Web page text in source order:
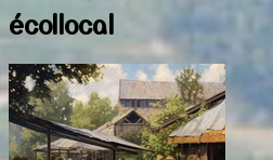
écollocal